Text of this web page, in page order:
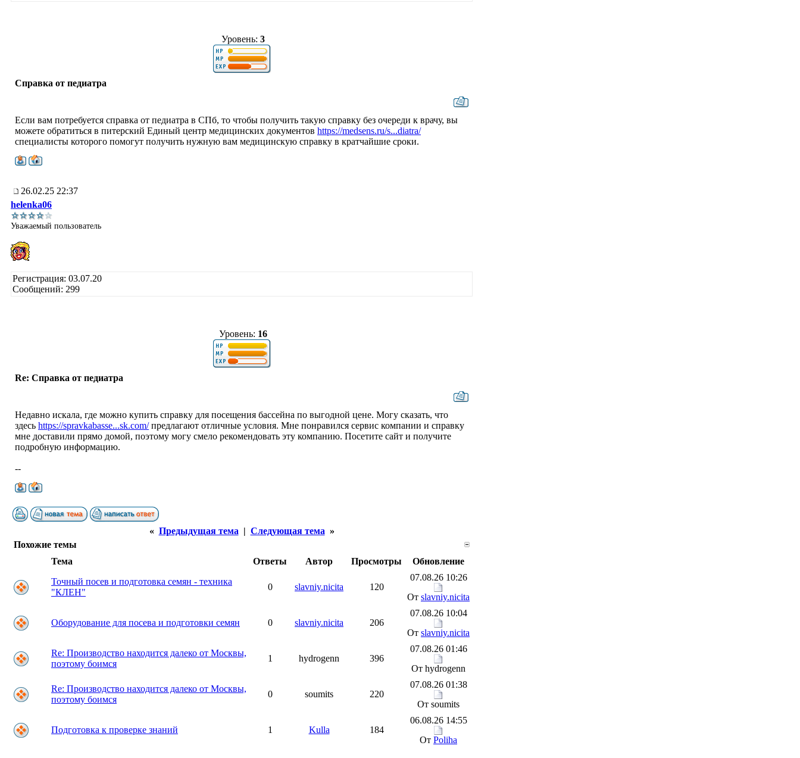
Уровень: 3
Справка от педиатра
Если вам потребуется справка от педиатра в СПб, то чтобы получить такую справку без очереди к врачу, вы
можете обратиться в питерский Единый центр медицинских документов https://medsens.ru/s...diatra/
специалисты которого помогут получить нужную вам медицинскую справку в кратчайшие сроки.
26.02.25 22:37
helenka06
Уважаемый пользователь
Регистрация: 03.07.20
Сообщений: 299
Уровень: 16
Re: Справка от педиатра
Недавно искала, где можно купить справку для посещения бассейна по выгодной цене. Могу сказать, что
здесь https://spravkabasse...sk.com/предлагают отличные условия. Мне понравился сервис компании и справку
мне доставили прямо домой, поэтому могу смело рекомендовать эту компанию. Посетите сайт и получите
подробную информацию.
--
« Предыдущая тема | Следующая тема »
Похожие темы
Тема
Ответы Автор Просмотры
Обновление
Точный посев и подготовка семян - техника
"КЛЕН"
0 slavniy.nicita 120
07.08.26 10:26
От slavniy.nicita
Оборудование для посева и подготовки семян 0 slavniy.nicita 206
07.08.26 10:04
От slavniy.nicita
Re: Производство находится далеко от Москвы,
поэтому боимся
1 hydrogenn 396
07.08.26 01:46
От hydrogenn
Re: Производство находится далеко от Москвы,
поэтому боимся
0 soumits 220
07.08.26 01:38
От soumits
Подготовка к проверке знаний 1 Kulla 184
06.08.26 14:55
От Poliha